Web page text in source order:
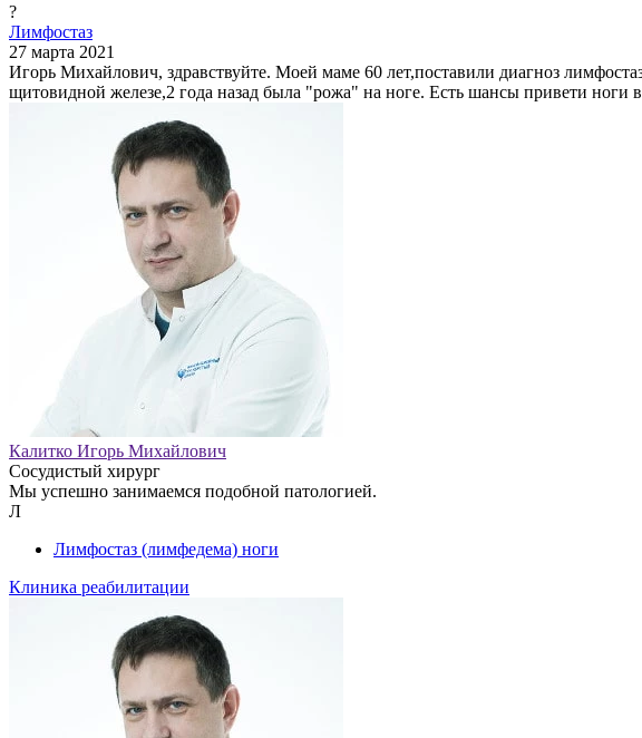
?
Лимфостаз
27 марта 2021
Игорь Михайлович, здравствуйте. Моей маме 60 лет,поставили диагноз
щитовидной железе,2 года назад была "рожа" на ноге. Есть шансы привети ноги
Калитко Игорь Михайлович
Сосудистый хирург
Мы успешно занимаемся подобной патологией.
Л
Лимфостаз (лимфедема) ноги
Клиника реабилитации